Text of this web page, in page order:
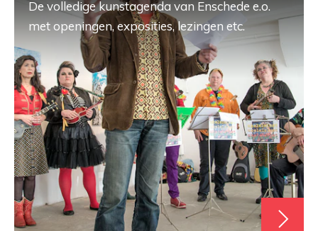
De volledige kunstagenda van Enschede e.o.
met openingen, exposities, lezingen etc.